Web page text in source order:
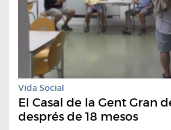
Vida Social
El Casal de la Gent Gran
després de 18 mesos